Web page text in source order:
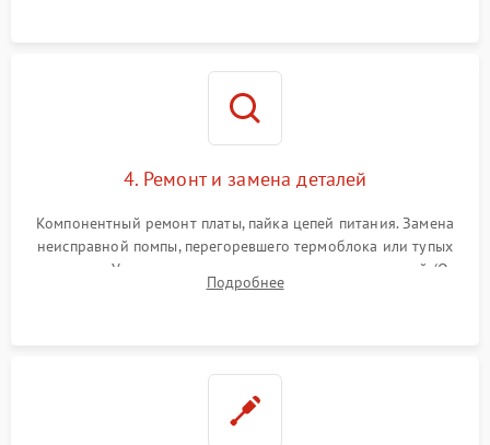
4. Ремонт и замена деталей
Компонентный ремонт платы, пайка цепей питания. Замена
неисправной помпы, перегоревшего термоблока или тупых
жерновов. Установка новых силиконовых уплотнителей (O-
ring) и тефлоновых трубок для надежного устранения
Подробнее